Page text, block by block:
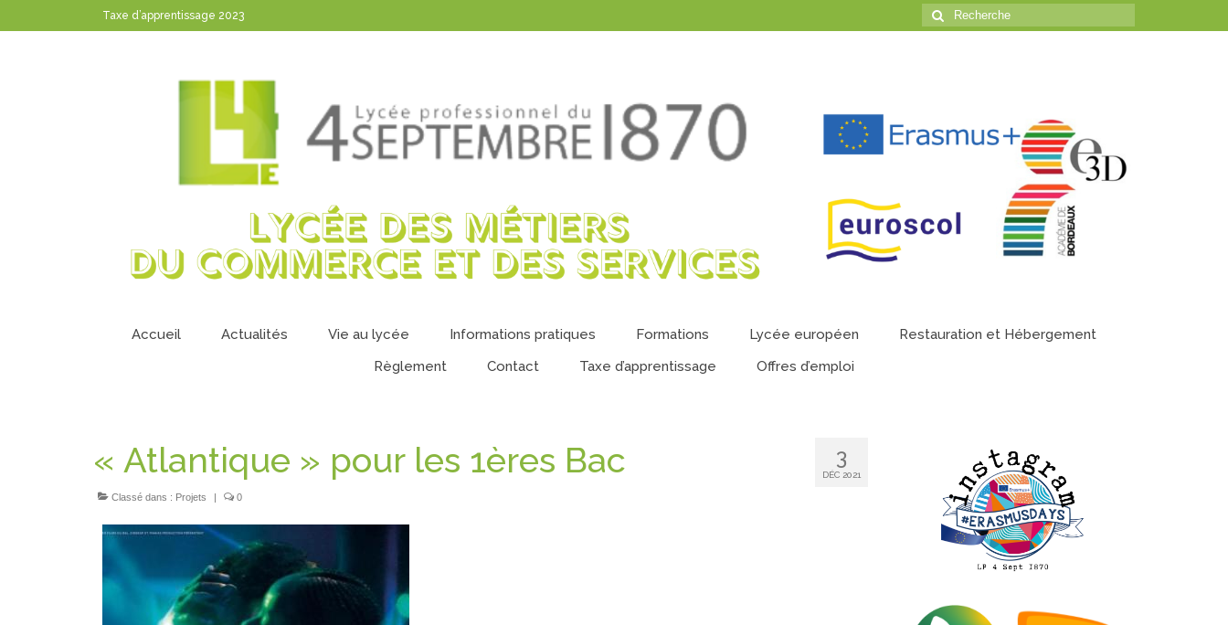
Taxe d’apprentissage 2023
Rechercher
:
Accueil Actualités Vie au lycée Informations pratiques Formations Lycée européen
Restauration et Hébergement
Règlement
Contact Taxe d’apprentissage Offres d’emploi
3
DÉC 2021
« Atlantique » pour les 1ères Bac
Classé dans : Projets | 0